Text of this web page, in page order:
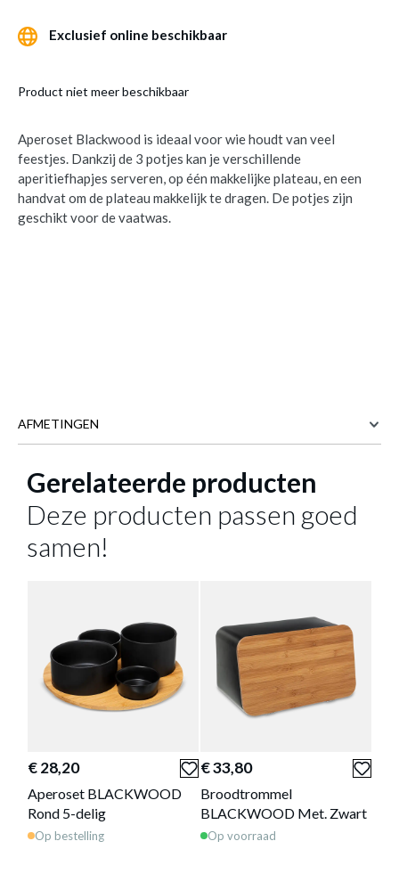
Exclusief online beschikbaar
Product niet meer beschikbaar
Aperoset Blackwood is ideaal voor wie houdt van veel
feestjes. Dankzij de 3 potjes kan je verschillende
aperitiefhapjes serveren, op één makkelijke plateau, en een
handvat om de plateau makkelijk te dragen. De potjes zijn
geschikt voor de vaatwas.
AFMETINGEN
BREEDTE 21 cm
21 cm
HOOGTE 14 cm
Meer afmetingen
Gerelateerde producten
Deze producten passen goed
samen!
€ 28,20
Aperoset BLACKWOOD
Rond 5-delig
Op bestelling
€ 33,80
Broodtrommel
BLACKWOOD Met. Zwart
Op voorraad
toegevoegd aan je winkelmandje
APEROSET BLACKWOOD 4-DELIG